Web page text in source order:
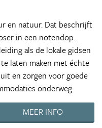
en natuur. Dat beschrijft
in een notendop.
als de lokale gidsen
laten maken met échte
en zorgen voor goede
onderweg.
MEER INFO